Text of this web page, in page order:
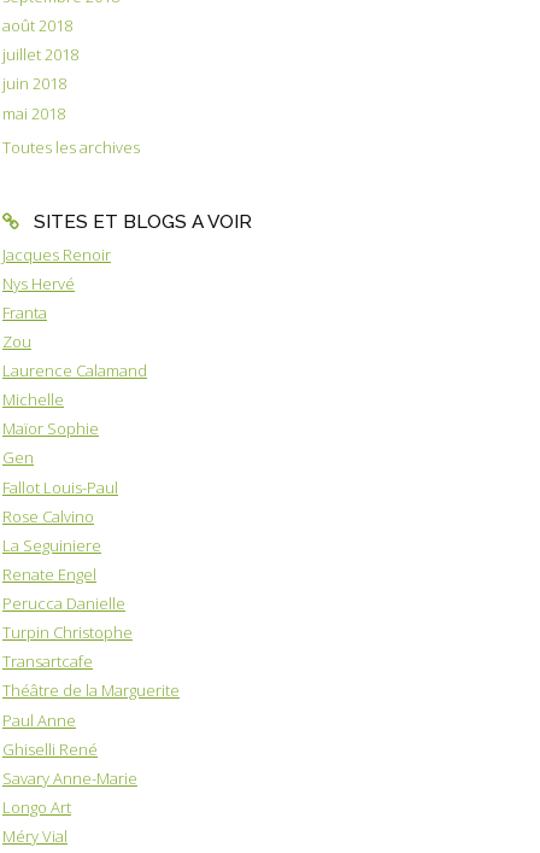
août 2018
juillet 2018
juin 2018
mai 2018
Toutes les archives
SITES ET BLOGS A VOIR
Jacques Renoir
Nys Hervé
Franta
Zou
Laurence Calamand
Michelle
Maïor Sophie
Gen
Fallot Louis-Paul
Rose Calvino
La Seguiniere
Renate Engel
Perucca Danielle
Turpin Christophe
Transartcafe
Théâtre de la Marguerite
Paul Anne
Ghiselli René
Savary Anne-Marie
Longo Art
Méry Vial